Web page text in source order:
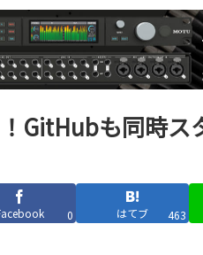
GitHubも同時ス
0 はてブ 463